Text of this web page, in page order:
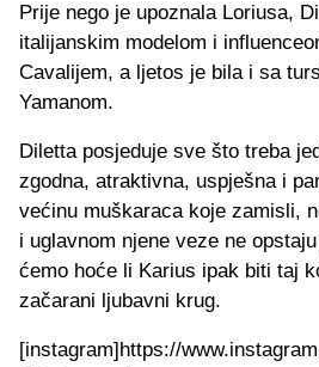
Prije nego je upoznala Loriusa,
italijanskim modelom i
Cavalijem, a ljetos je bila i sa
Yamanom.
Diletta posjeduje sve što treba
zgodna, atraktivna, uspješna i
većinu muškaraca koje zamisli,
i uglavnom njene veze ne
ćemo hoće li Karius ipak biti taj
začarani ljubavni krug.
[instagram]https://